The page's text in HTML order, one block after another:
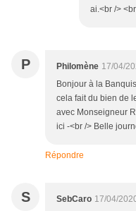
ai.<br />
P Philomène 17/04/
Bonjour à la
cela fait du bien de
avec Monseigneur
ici -<br /> Belle
Répondre
S SebCaro 17/04/